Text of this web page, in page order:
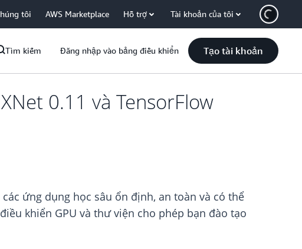
tôi AWS Marketplace Hỗ trợ Tài khoản của tôi
Tìm kiếm Đăng nhập vào bảng điều khiển Tạo tài khoản
0.11 và TensorFlow
ứng dụng học sâu ổn định, an toàn và có thể
khiển GPU và thư viện cho phép bạn đào tạo